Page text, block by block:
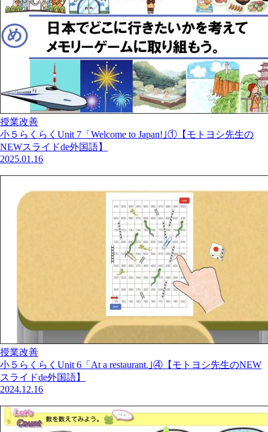
授業改善
小５らくらくUnit 7「Welcome to Japan!｣①【モトヨシ先生の
NEWスライドde外国語】
2025.01.16
授業改善
小５らくらくUnit 6「At a restaurant.｣④【モトヨシ先生のNEW
スライドde外国語】
2024.12.16